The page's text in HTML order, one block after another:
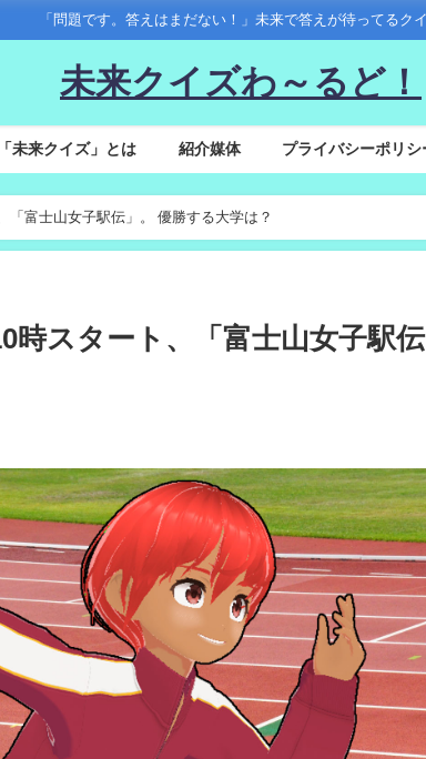
「問題です。答えはまだない！」未来で答えが待ってるク
未来クイズわ～るど！
「未来クイズ」とは 紹介媒体 プライバシーポリシ
「富士山女子駅伝」。 優勝する大学は？
時スタート、「富士山女子駅